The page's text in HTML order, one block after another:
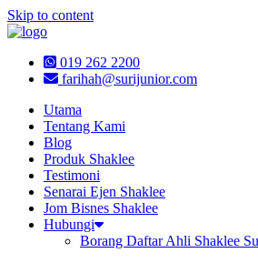
Skip to content
019 262 2200
farihah@surijunior.com
Utama
Tentang Kami
Blog
Produk Shaklee
Testimoni
Senarai Ejen Shaklee
Jom Bisnes Shaklee
Hubungi
Borang Daftar Ahli Shaklee